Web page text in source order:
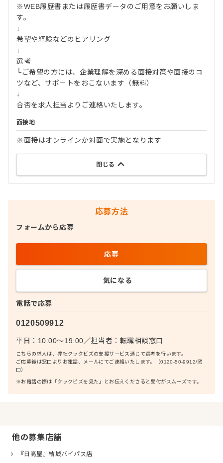
※WEB履歴書または履歴書データのご用意をお願いしま
す。
↓
希望や経験などのヒアリング
↓
選考
└ご希望の方には、企業理解を深める面接対策や面接のコ
ツなど、サポートをおこないます（無料）
↓
合否を求人担当よりご連絡いたします。
面接地
※面接はオンラインか対面で実施となります
閉じる
応募方法
電話で応募
0120509912
平日：10:00〜19:00／担当者： 転職相談窓口
こちらの求人は、弊社クックビズの支援サービス通じて選考を行います。
ご応募後は窓口よりお電話、メールにてご連絡いたします。（0120-50-9912/窓
口）
※お電話の際は「クックビズを見た」とお伝えくださると受付がスムーズです。
フォームから応募
応募
気になる
他の募集店舗
『日高屋』結城バイパス店